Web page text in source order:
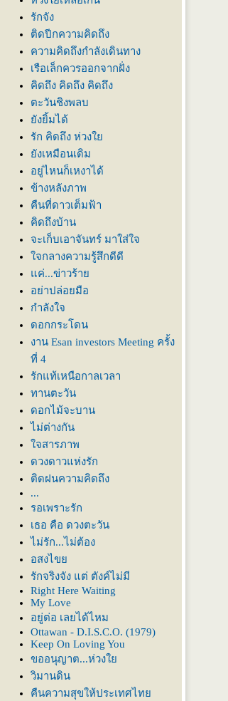
รักจัง
ติดปีกความคิดถึง
ความคิดถึงกำลังเดินทาง
เรือเล็กควรออกจากฝั่ง
คิดถึง คิดถึง คิดถึง
ตะวันชิงพลบ
ังยิ้มได้
รัก คิดถึง ห่วง
ังเหมือนเดิม
อยู่ไหนก็เหงาได้
ข้างหลังภาพ
คืนที่ดาวเต็มฟ้า
คิดถึงบ้าน
จะเก็บเอาจันทร์ มาใส่ใจ
จกลางความรู้สึกดีดี
ค่...ข่าวร้า
อย่าปล่อยมือ
กำลังใจ
ดอกกระโดน
งาน Esan investors Meeting ครั้ง
ที่ 4
รักแท้เหนือกาลเวลา
ทานตะวัน
ดอกไม้จะบาน
ไม่ต่างกัน
จสารภาพ
ดวงดาวแห่งรัก
ติดฝนความคิดถึง
...
รอเพราะรัก
เธอ คือ ดวงตะวัน
ไม่รัก...ไม่ต้อง
อสงไข
รักจริงจัง แต่ ตังค์ไม่มี
Right Here Waiting
My Love
อยู่ต่อ เลยได้ไหม
Ottawan - D.I.S.C.O. (1979)
Keep On Loving You
ขออนุญาต...ห่วง
วิมานดิน
คืนความสุขให้ประเทศไท